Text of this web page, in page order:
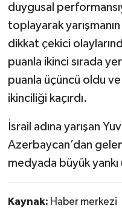
duygusal
toplayarak
dikkat çekici
puanla ikinci sırada
puanla üçüncü oldu
ikinciliği kaçırdı.
İsrail adına yarışan
Azerbaycan’dan
medyada büyük yankı
Kaynak: Haber merkezi